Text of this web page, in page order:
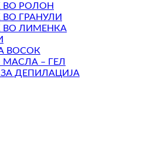
ВО РОЛОН
ВО ГРАНУЛИ
ВО ЛИМЕНКА
ВОСОК
– ГЕЛ
ДЕПИЛАЦИЈА